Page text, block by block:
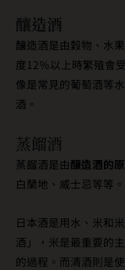
釀造酒
釀造酒是由穀物、水
度12％以上時繁殖會
像是常見的葡萄酒等
酒。
蒸餾酒
蒸餾酒是由釀造酒的
白蘭地、威士忌等等。
日本酒是用水、米和
酒」，米是最重要的
的過程。而清酒則是